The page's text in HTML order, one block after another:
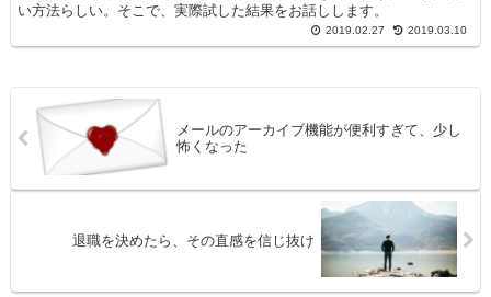
い方法らしい。そこで、実際試した結果をお話しします。
2019.02.27 2019.03.10
メールのアーカイブ機能が便利すぎて、少し
怖くなった
退職を決めたら、その直感を信じ抜け